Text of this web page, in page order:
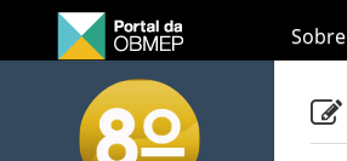
Sobre